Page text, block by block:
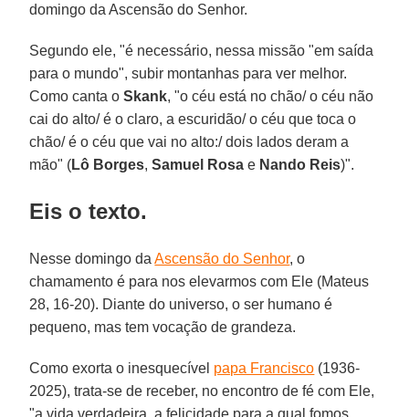
domingo da Ascensão do Senhor.
Segundo ele, "é necessário, nessa missão "em saída
para o mundo", subir montanhas para ver melhor.
Como canta oSkank, "o céu está no chão/ o céu não
cai do alto/ é o claro, a escuridão/ o céu que toca o
chão/ é o céu que vai no alto:/ dois lados deram a
mão" (Lô Borges,Samuel Rosa e Nando Reis)".
Eis o texto.
Nesse domingo daAscensão do Senhor, o
chamamento é para nos elevarmos com Ele (Mateus
28, 16-20). Diante do universo, o ser humano é
pequeno, mas tem vocação de grandeza.
Como exorta o inesquecível papa Francisco (1936-
2025), trata-se de receber, no encontro de fé com Ele,
"a vida verdadeira, a felicidade para a qual fomos